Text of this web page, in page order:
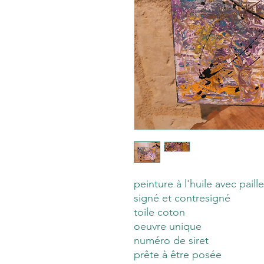
peinture à l'huile avec
signé et contresigné
toile coton
oeuvre unique
numéro de siret
prête à être posée